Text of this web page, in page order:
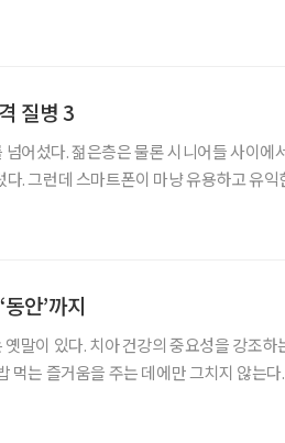
질병 3
어섰다. 젊은층은 물론 시니어들 사이에
것만은
안’까지
말이 있다. 치아 건강의 중요성을 강조하
즐거움을 주는 데에만 그치지 않는다. 시니어